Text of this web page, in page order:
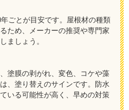
ごとが目安です。屋根材の種類
ため、メーカーの推奨や専門家
ましょう。
塗膜の剥がれ、変色、コケや藻
、塗り替えのサインです。防水
いる可能性が高く、早めの対策